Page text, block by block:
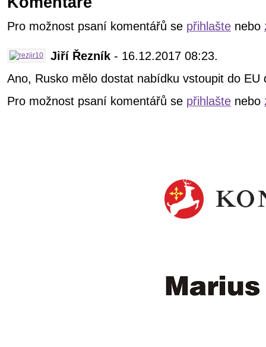
Pro možnost psaní komentářů se přihlašte nebo
Jiří Řezník - 16.12.2017 08:23.
Ano, Rusko mělo dostat nabídku vstoupit do EU
Pro možnost psaní komentářů se přihlašte nebo